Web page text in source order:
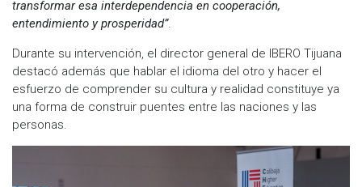
transformar esa interdependencia en cooperación,
entendimiento y prosperidad”.
Durante su intervención, el director general de IBERO Tijuana
destacó además que hablar el idioma del otro y hacer el
esfuerzo de comprender su cultura y realidad constituye ya
una forma de construir puentes entre las naciones y las
personas.